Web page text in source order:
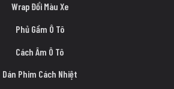
Wrap Đổi Màu Xe
Phủ Gầm Ô Tô
Cách Âm Ô Tô
Dán Phim Cách Nhiệt